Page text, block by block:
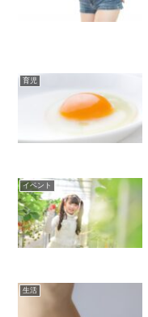
育児
イベント
生活